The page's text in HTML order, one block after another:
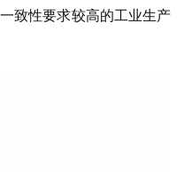
致性要求较高的工业生产